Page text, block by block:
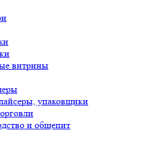
витрины
упаковщики
и общепит